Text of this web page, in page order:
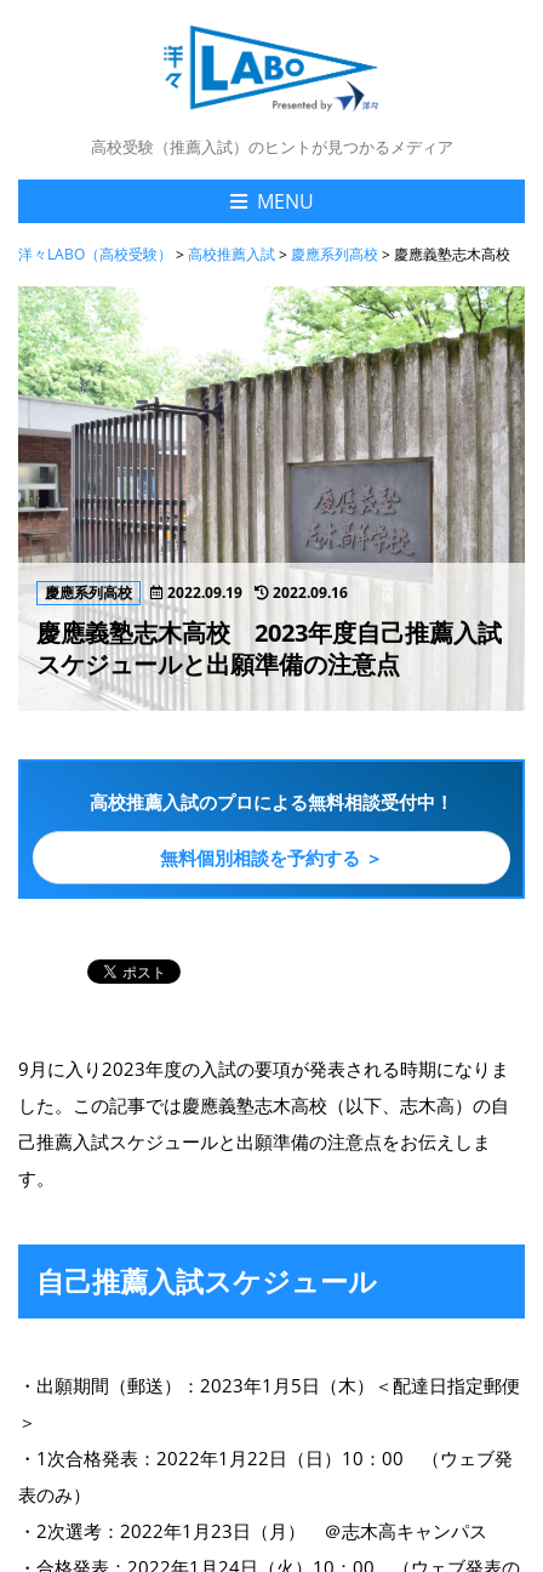
高校受験（推薦入試）のヒントが見つかるメディア
MENU
洋々LABO（高校受験） >高校推薦入試> 慶應系列高校> 慶應義塾志木高校
慶應系列高校 2022.09.19 2022.09.16
慶應義塾志木高校 2023年度自己推薦入試
スケジュールと出願準備の注意点
高校推薦入試のプロによる無料相談受付中！
無料個別相談を予約する ＞
9月に入り2023年度の入試の要項が発表される時期になりま
した。この記事では慶應義塾志木高校（以下、志木高）の自
己推薦入試スケジュールと出願準備の注意点をお伝えしま
す。
自己推薦入試スケジュール
・出願期間（郵送）：2023年1月5日（木）＜配達日指定郵便
＞
・1次合格発表：2022年1月22日（日）10：00 （ウェブ発
表のみ）
・2次選考：2022年1月23日（月） ＠志木高キャンパス